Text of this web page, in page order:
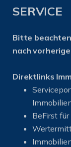
SERVICE
Bitte
nach
Direktlinks
BeFirst
I